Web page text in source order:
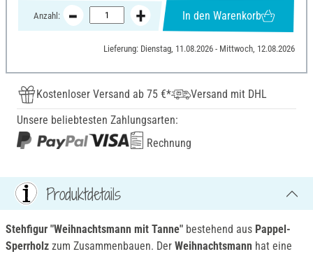
Anzahl: In den Warenkorb
Lieferung: Dienstag, 11.08.2026 - Mittwoch, 12.08.2026
Kostenloser Versand ab 75 €*
Versand mit DHL
Unsere beliebtesten Zahlungsarten:
Rechnung
Produktdetails
Stehfigur "Weihnachtsmann mit Tanne" bestehend aus Pappel-
Sperrholz zum Zusammenbauen. Der Weihnachtsmann hat eine